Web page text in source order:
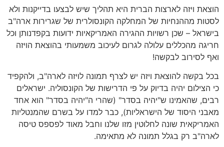
הוצאת ויזה לארצות הברית היא תהליך שיש לבצעו בדייקנות ולא
לסטות מההנחיות של המחלקה הקונסולרית של שגרירות ארה"ב
בישראל – שכן רשויות ההגירה האמריקאיות ידועות בקפדנותן וכל
חריגה מהכללים עלולה לגרום לעיכוב משמעותי בהוצאת הויזה
ואף לסירוב לבקשה!
בכל בקשה להוצאת ויזה יש לצרף תמונה לויזה לארה"ב, ולהקפיד
כי הצילום יהיה בדיוק על פי הדרישות של הקונסוליה. ישראלים
רבים, שהאמינו ש"יהיה בסדר" (שהרי ה"יהיה בסדר" הוא אחד
מאבני היסוד של הישראליות), כבר למדו על בשרם שהמנטליות
האמריקאית שונה לחלוטין מזו שלנו וחבל מאוד לפספס טיסה
לארה"ב רק בגלל תמונה לא מתאימה.